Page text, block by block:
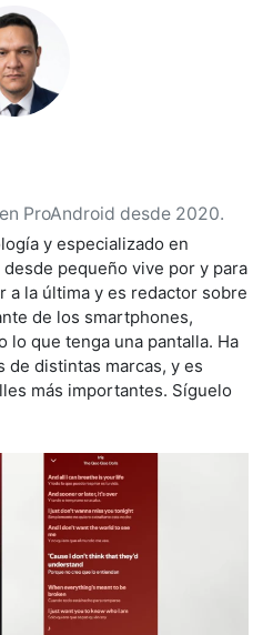
ProAndroid desde 2020.
y especializado en
pequeño vive por y para
a la última y es redactor sobre
de los smartphones,
que tenga una pantalla. Ha
de distintas marcas, y es
más importantes. Síguelo